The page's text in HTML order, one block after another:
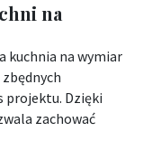
na
kuchnia na wymiar
projektu. Dzięki
zachować